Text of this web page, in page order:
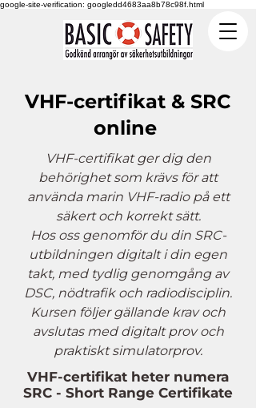
google-site-verification: googledd4683aa8b78c98f.html
VHF-certifikat & SRC
online
VHF-certifikat ger dig den
behörighet som krävs för att
använda marin VHF-radio på ett
säkert och korrekt sätt.
Hos oss genomför du din SRC-
utbildningen digitalt i din egen
takt, med tydlig genomgång av
DSC, nödtrafik och radiodisciplin.
Kursen följer gällande krav och
avslutas med digitalt prov och
praktiskt simulatorprov.
VHF-certifikat heter numera
SRC - Short Range Certifikate